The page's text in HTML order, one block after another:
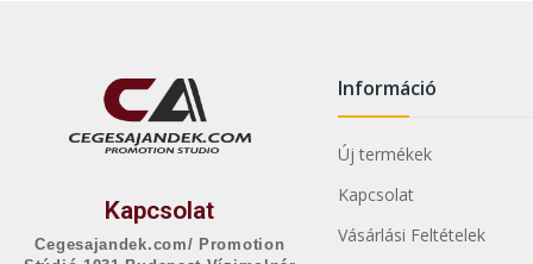
Kapcsolat
Cegesajandek.com/ Promotion
Információ
Új termékek
Kapcsolat
Vásárlási Feltételek